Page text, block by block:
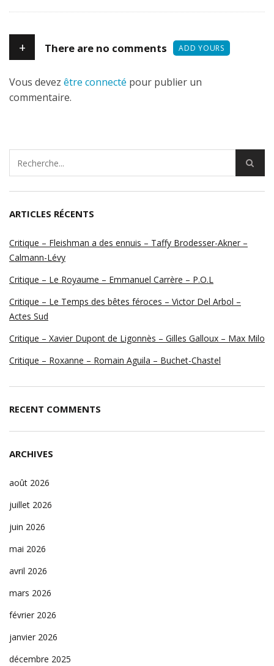
+ There are no comments ADD YOURS
Vous devez être connecté pour publier un
commentaire.
ARTICLES RÉCENTS
Critique – Fleishman a des ennuis – Taffy Brodesser-Akner –
Calmann-Lévy
Critique – Le Royaume – Emmanuel Carrère – P.O.L
Critique – Le Temps des bêtes féroces – Victor Del Arbol –
Actes Sud
Critique – Xavier Dupont de Ligonnès – Gilles Galloux – Max Milo
Critique – Roxanne – Romain Aguila – Buchet-Chastel
RECENT COMMENTS
ARCHIVES
août 2026
juillet 2026
juin 2026
mai 2026
avril 2026
mars 2026
février 2026
janvier 2026
décembre 2025